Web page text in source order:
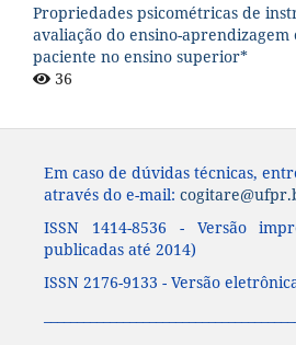
Propriedades psicométricas de
avaliação do ensino-aprendizagem
paciente no ensino superior*
36
Em caso de dúvidas técnicas,
através do e-mail:
ISSN 1414-8536 - Versão
publicadas até 2014)
ISSN 2176-9133 - Versão